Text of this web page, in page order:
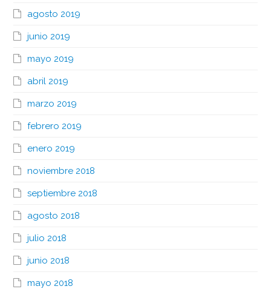
agosto 2019
junio 2019
mayo 2019
abril 2019
marzo 2019
febrero 2019
enero 2019
noviembre 2018
septiembre 2018
agosto 2018
julio 2018
junio 2018
mayo 2018